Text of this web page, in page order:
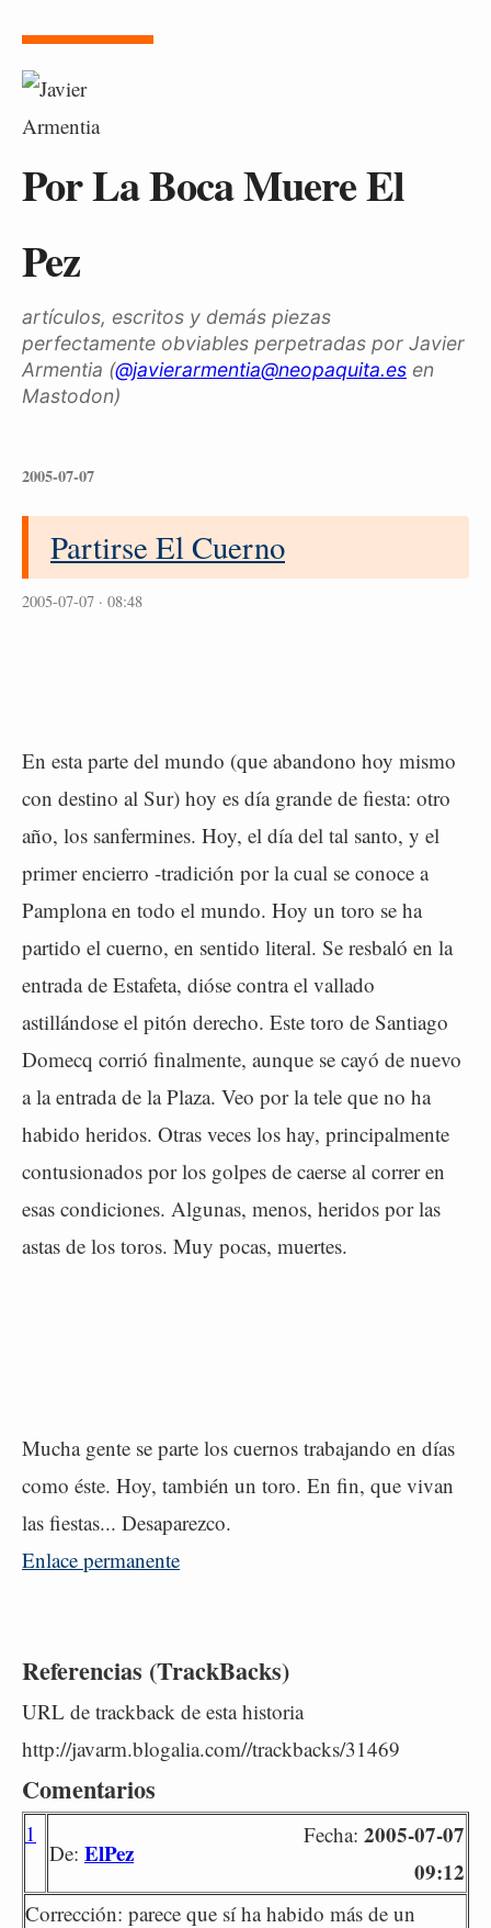
Por La Boca Muere El
Pez
artículos, escritos y demás piezas
perfectamente obviables perpetradas por Javier
Armentia (@javierarmentia@neopaquita.es en
Mastodon)
2005-07-07
Partirse El Cuerno
2005-07-07 · 08:48
En esta parte del mundo (que abandono hoy mismo
con destino al Sur) hoy es día grande de fiesta: otro
año, los sanfermines. Hoy, el día del tal santo, y el
primer encierro -tradición por la cual se conoce a
Pamplona en todo el mundo. Hoy un toro se ha
partido el cuerno, en sentido literal. Se resbaló en la
entrada de Estafeta, dióse contra el vallado
astillándose el pitón derecho. Este toro de Santiago
Domecq corrió finalmente, aunque se cayó de nuevo
a la entrada de la Plaza. Veo por la tele que no ha
habido heridos. Otras veces los hay, principalmente
contusionados por los golpes de caerse al correr en
esas condiciones. Algunas, menos, heridos por las
astas de los toros. Muy pocas, muertes.
Mucha gente se parte los cuernos trabajando en días
como éste. Hoy, también un toro. En fin, que vivan
las fiestas... Desaparezco.
Enlace permanente
Referencias (TrackBacks)
URL de trackback de esta historia
http://javarm.blogalia.com//trackbacks/31469
Comentarios
1
De: ElPez
Fecha: 2005-07-07
09:12
Corrección: parece que sí ha habido más de un